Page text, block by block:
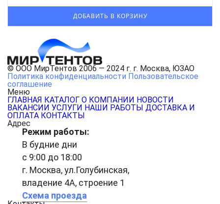
© ООО МирТентов 2006 — 2024 г. г. Москва, ЮЗАО
Политика конфиденциальности Пользовательское
соглашение
Меню
ГЛАВНАЯ КАТАЛОГ О КОМПАНИИ НОВОСТИ
ВАКАНСИИ УСЛУГИ НАШИ РАБОТЫ ДОСТАВКА И
ОПЛАТА КОНТАКТЫ
Адрес
Режим работы:
В будние дни
с 9:00 до 18:00
г. Москва, ул.Голубинская,
владение 4А, строение 1
Схема проезда